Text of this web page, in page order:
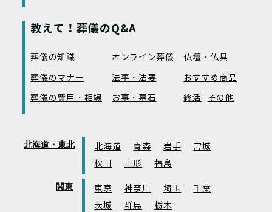
教えて！葬儀のQ&A
葬儀の知識 オンライン葬儀
仏壇・仏具
葬儀のマナー
法事・法要
おすすめ商品
葬儀の費用・相場
お墓・墓石 終活 その他
北海道・東北 北海道 青森 岩手
宮城
秋田
山形 福島
関東 東京 神奈川 埼玉
千葉
茨城
群馬 栃木